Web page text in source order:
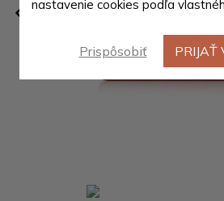
nastavenie cookies podľa
Prispôsobiť PRIJAŤ